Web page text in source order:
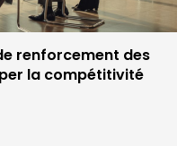
renforcement des
la compétitivité